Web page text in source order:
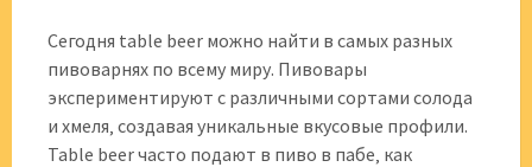
Сегодня table beer можно найти в самых разных
пивоварнях по всему миру. Пивовары
экспериментируют с различными сортами солода
и хмеля‚ создавая уникальные вкусовые профили.
Table beer часто подают в пиво в пабе‚ как